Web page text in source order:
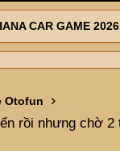
CAR GAME 2026
Otofun
rồi nhưng chờ